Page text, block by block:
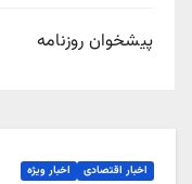
پیشخوان روزنامه
اخبار اقتصادی اخبار ویژه